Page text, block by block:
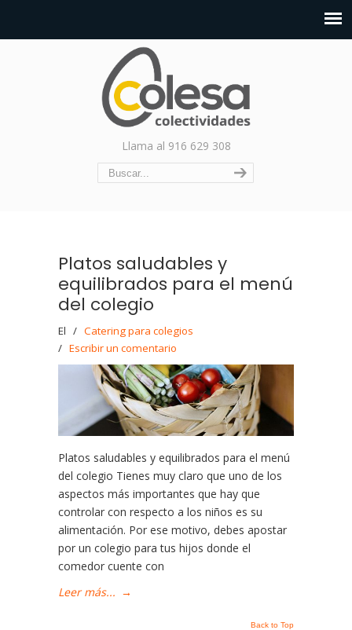
Llama al 916 629 308
Platos saludables y
equilibrados para el menú
del colegio
El / Catering para colegios
/ Escribir un comentario
Platos saludables y equilibrados para el menú
del colegio Tienes muy claro que uno de los
aspectos más importantes que hay que
controlar con respecto a los niños es su
alimentación. Por ese motivo, debes apostar
por un colegio para tus hijos donde el
comedor cuente con
Leer más... →
Back to Top